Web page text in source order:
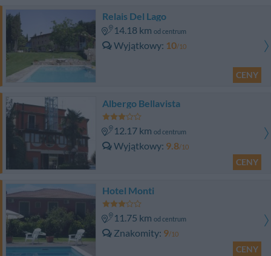
Relais Del Lago
14.18 km od centrum
Wyjątkowy 10/10
CENY
Albergo Bellavista
12.17 km od centrum
Wyjątkowy 9.8/10
CENY
Hotel Monti
11.75 km od centrum
Znakomity 9/10
CENY